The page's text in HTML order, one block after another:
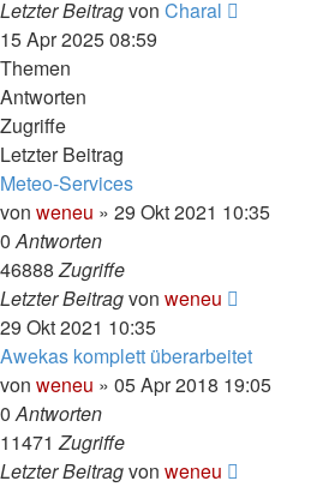
Letzter Beitragvon Charal
15 Apr 2025 08:59
Themen
Antworten
Zugriffe
Letzter Beitrag
Meteo-Services
von weneu » 29 Okt 2021 10:35
0Antworten
46888Zugriffe
Letzter Beitragvon weneu
29 Okt 2021 10:35
Awekas komplett überarbeitet
von weneu » 05 Apr 2018 19:05
0Antworten
11471Zugriffe
Letzter Beitragvon weneu